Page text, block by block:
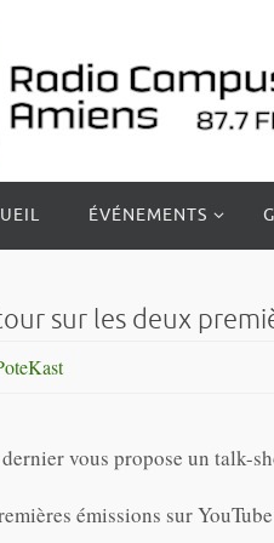
ÉVÉNEMENTS
sur les deux
vous propose un talk-
émissions sur